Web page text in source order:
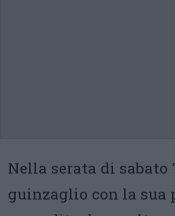
Nella serata di sabato
guinzaglio con la sua